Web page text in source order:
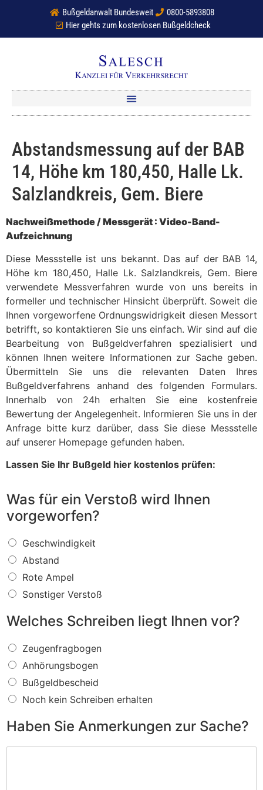
Bußgeldanwalt Bundesweit
0800-5893808
Hier gehts zum kostenlosen Bußgeldcheck
Abstandsmessung auf der BAB
14, Höhe km 180,450, Halle Lk.
Salzlandkreis, Gem. Biere
Nachweißmethode / Messgerät : Video-Band-
Aufzeichnung
Diese Messstelle ist uns bekannt. Das auf der BAB 14,
Höhe km 180,450, Halle Lk. Salzlandkreis, Gem. Biere
verwendete Messverfahren wurde von uns bereits in
formeller und technischer Hinsicht überprüft. Soweit die
Ihnen vorgeworfene Ordnungswidrigkeit diesen Messort
betrifft, so kontaktieren Sie uns einfach. Wir sind auf die
Bearbeitung von Bußgeldverfahren spezialisiert und
können Ihnen weitere Informationen zur Sache geben.
Übermitteln Sie uns die relevanten Daten Ihres
Bußgeldverfahrens anhand des folgenden Formulars.
Innerhalb von 24h erhalten Sie eine kostenfreie
Bewertung der Angelegenheit. Informieren Sie uns in der
Anfrage bitte kurz darüber, dass Sie diese Messstelle
auf unserer Homepage gefunden haben.
Lassen Sie Ihr Bußgeld hier kostenlos prüfen:
Was für ein Verstoß wird Ihnen
vorgeworfen?
W
a
s
f
ü
r
i
V
e
r
s
t
o
ß
w
Geschwindigkeit
Abstand
Rote Ampel
Sonstiger Verstoß
Welches Schreiben liegt Ihnen vor?
W
e
c
h
e
S
Zeugenfragbogen
Anhörungsbogen
Bußgeldbescheid
Noch kein Schreiben erhalten
Haben Sie Anmerkungen zur Sache?